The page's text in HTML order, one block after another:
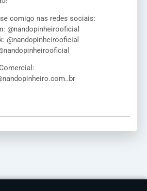
comigo nas redes sociais:
@nandopinheirooficial
@nandopinheirooficial